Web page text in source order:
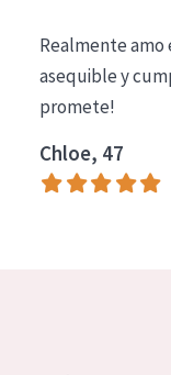
Piel mixata o
Piel madura
Piel expuesta al
Piel menopáusica
Realmente amo
asequible y
promete!
Chloe, 47